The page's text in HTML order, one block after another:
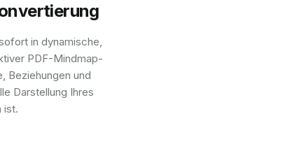
in dynamische,
PDF-Mindmap-
Beziehungen und
Darstellung Ihres
ist.